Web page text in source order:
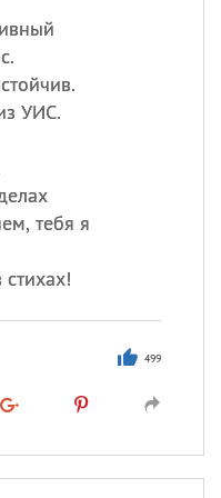
УИС.
тебя я
499